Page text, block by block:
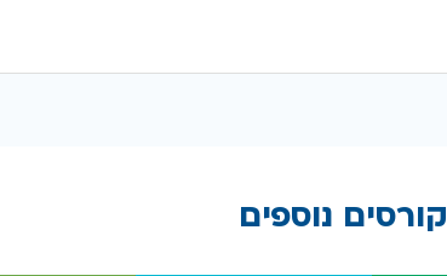
קורסים נוספים